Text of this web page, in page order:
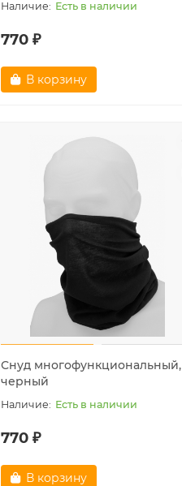
Есть в наличии
770 ₽
В корзину
Снуд многофункциональный,
черный
Есть в наличии
770 ₽
В корзину